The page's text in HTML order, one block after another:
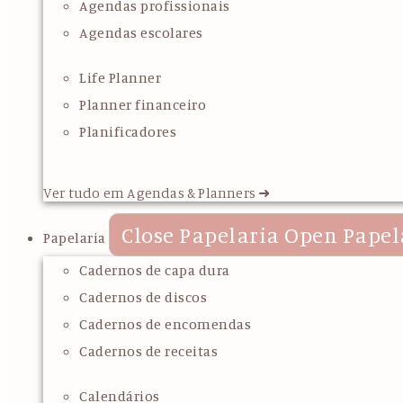
Agendas profissionais
Agendas escolares
Life Planner
Planner financeiro
Planificadores
Ver tudo em Agendas & Planners ➜
Papelaria Close Papelaria Open
Cadernos de capa dura
Cadernos de discos
Cadernos de encomendas
Cadernos de receitas
Calendários